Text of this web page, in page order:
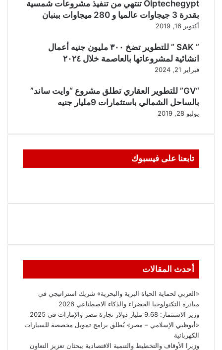
Olptechegypt تنتهي من تنفيذ مشروعات شمسية
بقدرة 3 جيجاوات عالميا و 280 ميجاوات ببنبان
أكتوبر 16, 2019
” SAK ” للتطوير تضخ ٣٠٠ مليون جنيه أعمال
انشائية لمشروعاتها بالعاصمة خلال ٢٠٢٤
فبراير 21, 2024
“GV” للتطوير العقاري تطلق مشروع “وايت ساند”
بالساحل الشمالي باستثمارات 9مليار جنيه
يوليو 28, 2019
تابعنا على فيسبوك
أحدث المقالات
«العربي لحماية الحياة البرية والبحرية» شريك استراتيجي في
مبادرة التكنولوجيا الخضراء والذكاء الاصطناعي 2026
وزير الاستثمار: 9.68 مليار دولار تجارة مصر والإمارات في 2025
«أبوظبي الإسلامي – مصر» يُطلق برامج تمويل مخصصة للسيارات
الكهربائية
وزيرا الأوقاف والتخطيط والتنمية الاقتصادية يبحثان تعزيز التعاون